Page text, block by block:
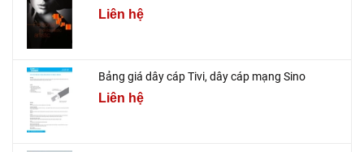
Liên hệ
Bảng giá dây cáp Tivi, dây cáp mạng Sino
Liên hệ